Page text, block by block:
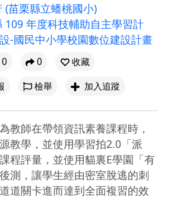
(苗栗縣立蟠桃國小)
109 年度科技輔助自主學習計
-國民中小學校園數位建設計畫
0 0
收藏
檢舉 加入追蹤
教師在帶領資訊素養課程時，
教學，並使用學習拍2.0「派
程評量，並使用貓裏E學園「有
測，讓學生經由密室脫逃的刺
道關卡進而達到全面複習的效